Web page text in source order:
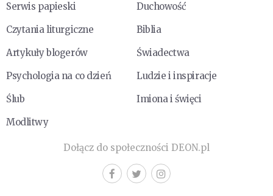
Serwis papieski
Duchowość
Czytania liturgiczne
Biblia
Artykuły blogerów
Świadectwa
Psychologia na co dzień
Ludzie i inspiracje
Ślub
Imiona i święci
Modlitwy
Dołącz do społeczności DEON.pl